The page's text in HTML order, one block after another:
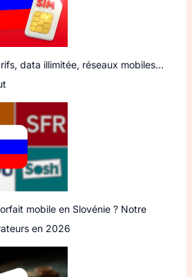
data illimitée, réseaux mobiles…
mobile en Slovénie ? Notre
en 2026